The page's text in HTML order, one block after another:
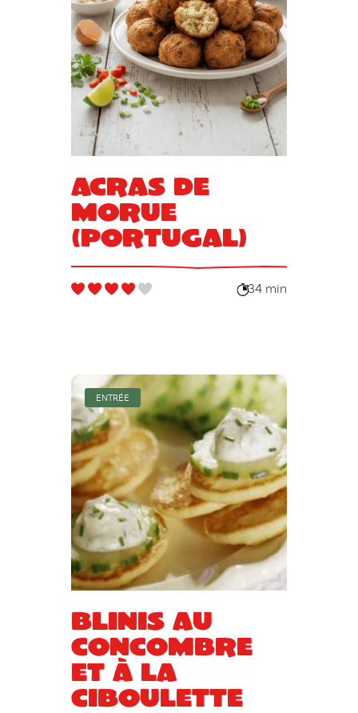
Acras de
morue
(Portugal)
34 min
ENTRÉE
Blinis au
concombre
et à la
ciboulette